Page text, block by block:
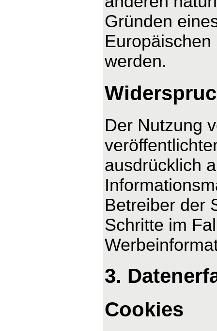
Gründen
werden.
Der Nutzung
ausdrücklich
Betreiber der
Schritte im
3.
Cookies